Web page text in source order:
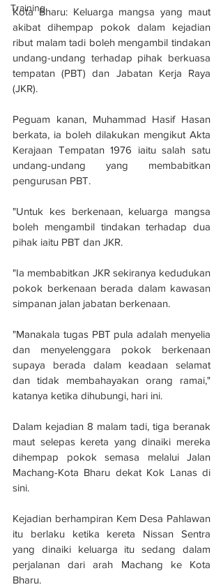
Training
Kota Bharu: Keluarga mangsa yang maut
akibat dihempap pokok dalam kejadian
ribut malam tadi boleh mengambil tindakan
undang-undang terhadap pihak berkuasa
tempatan (PBT) dan Jabatan Kerja Raya
(JKR).
Peguam kanan, Muhammad Hasif Hasan
berkata, ia boleh dilakukan mengikut Akta
Kerajaan Tempatan 1976 iaitu salah satu
undang-undang yang membabitkan
pengurusan PBT.
"Untuk kes berkenaan, keluarga mangsa
boleh mengambil tindakan terhadap dua
pihak iaitu PBT dan JKR.
"Ia membabitkan JKR sekiranya kedudukan
pokok berkenaan berada dalam kawasan
simpanan jalan jabatan berkenaan.
"Manakala tugas PBT pula adalah menyelia
dan menyelenggara pokok berkenaan
supaya berada dalam keadaan selamat
dan tidak membahayakan orang ramai,"
katanya ketika dihubungi, hari ini.
Dalam kejadian 8 malam tadi, tiga beranak
maut selepas kereta yang dinaiki mereka
dihempap pokok semasa melalui Jalan
Machang-Kota Bharu dekat Kok Lanas di
sini.
Kejadian berhampiran Kem Desa Pahlawan
itu berlaku ketika kereta Nissan Sentra
yang dinaiki keluarga itu sedang dalam
perjalanan dari arah Machang ke Kota
Bharu.